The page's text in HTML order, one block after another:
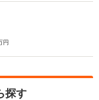
円
探す